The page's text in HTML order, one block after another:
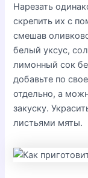
Нарезать
скрепить их с
смешав
белый уксус,
лимонный сок
добавьте по
отдельно, а
закуску.
листьями мяты.